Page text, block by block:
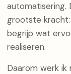
automatisering.
grootste
begrijp wat
realiseren.
Daarom werk